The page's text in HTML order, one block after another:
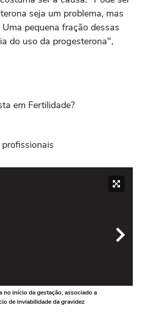
seja um problema, mas
pequena fração dessas
do uso da progesterona",
em Fertilidade?
início da gestação, associado a
de inviabilidade da gravidez